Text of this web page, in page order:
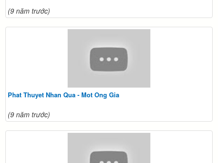
(9 năm trước)
Phat Thuyet Nhan Qua - Mot Ong Gia
(9 năm trước)